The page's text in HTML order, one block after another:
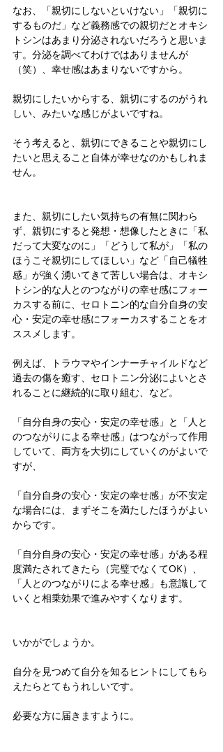
なお、「親切にしないといけない」「親切に
するものだ」など義務感での親切だとオキシ
トシンはあまり分泌されないだろうと思いま
す。分泌を調べてわけではありませんが
（笑）、幸せ感はあまりないですから。
親切にしたいからする、親切にするのがうれ
しい、みたいな感じがよいですね。
そう考えると、親切にできることや親切にし
たいと思えること自体が幸せなのかもしれま
せん。
また、親切にしたい気持ちの有無に関わら
ず、親切にすると発想・想像したときに「私
だって大変なのに」「どうして私が」「私の
ほうこそ親切にしてほしい」など「自己犠牲
感」が強く湧いてきて苦しい場合は、オキシ
トシン的な人とのつながりの幸せ感にフォー
カスする前に、セロトニン的な自分自身の安
心・安定の幸せ感にフォーカスすることをオ
ススメします。
例えば、トラウマやインナーチャイルドなど
過去の傷を癒す、セロトニン分泌によいとさ
れることに継続的に取り組む、など。
「自分自身の安心・安定の幸せ感」と「人と
のつながりによる幸せ感」はつながって作用
していて、両方を大切にしていくのがよいで
すが、
「自分自身の安心・安定の幸せ感」が不安定
な場合には、まずそこを満たしたほうがよい
からです。
「自分自身の安心・安定の幸せ感」がある程
度満たされてきたら（完璧でなくてOK）、
「人とのつながりによる幸せ感」も意識して
いくと相乗効果で進みやすくなります。
いかがでしょうか。
自分を見つめて自分を知るヒントにしてもら
えたらとてもうれしいです。
必要な方に届きますように。